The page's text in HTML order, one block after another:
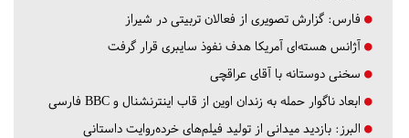
فارس: گزارش تصویری از فعالان تربیتی در شیراز
آژانس هسته‌ای آمریکا هدف نفوذ سایبری قرار گرفت
سخنی دوستانه با آقای عراقچی
ابعاد ناگوار حمله به زندان اوین از قاب اینترنشنال و BBC فارسی
البرز: بازدید میدانی از تولید فیلم‌های خرده‌روایت داستانی